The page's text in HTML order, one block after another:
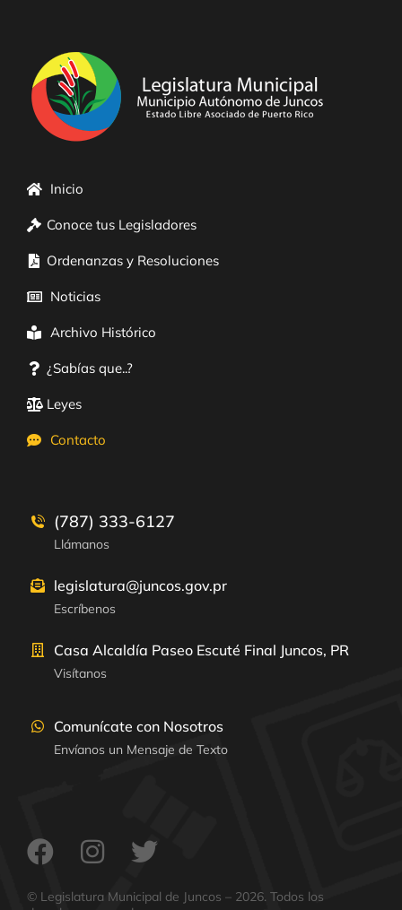
Inicio
Conoce tus Legisladores
Ordenanzas y Resoluciones
Noticias
Archivo Histórico
¿Sabías que..?
Leyes
Contacto
(787) 333-6127
Llámanos
legislatura@juncos.gov.pr
Escríbenos
Casa Alcaldía Paseo Escuté Final Juncos, PR
Visítanos
Comunícate con Nosotros
Envíanos un Mensaje de Texto
© Legislatura Municipal de Juncos – 2026. Todos los